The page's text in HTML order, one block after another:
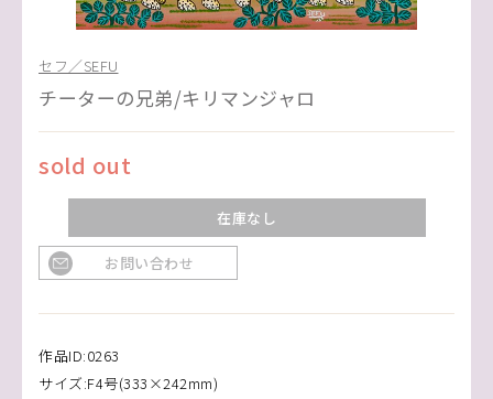
セフ／SEFU
チーターの兄弟/キリマンジャロ
sold out
在庫なし
お問い合わせ
作品ID:0263
サイズ:F4号(333×242mm)